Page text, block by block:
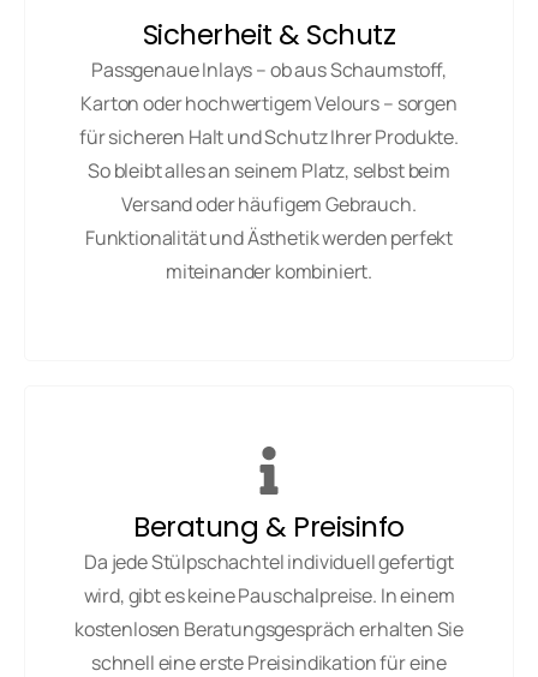
Sicherheit & Schutz
Passgenaue Inlays – ob aus Schaumstoff,
Karton oder hochwertigem Velours – sorgen
für sicheren Halt und Schutz Ihrer Produkte.
So bleibt alles an seinem Platz, selbst beim
Versand oder häufigem Gebrauch.
Funktionalität und Ästhetik werden perfekt
miteinander kombiniert.
Beratung & Preisinfo
Da jede Stülpschachtel individuell gefertigt
wird, gibt es keine Pauschalpreise. In einem
kostenlosen Beratungsgespräch erhalten Sie
schnell eine erste Preisindikation für eine